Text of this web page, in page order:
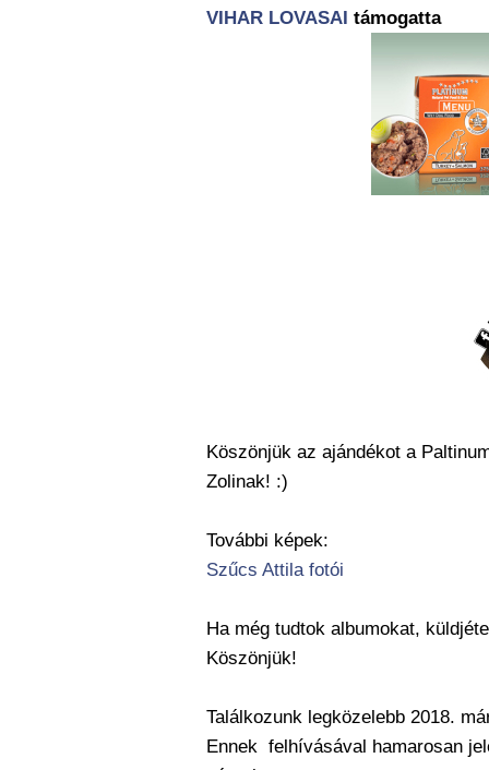
VIHAR LOVASAI támogatta
Köszönjük az ajándékot a
Zolinak! :)
További képek:
Szűcs Attila fotói
Ha még tudtok albumokat,
Köszönjük!
Találkozunk legközelebb 2018.
Ennek felhívásával hamarosan